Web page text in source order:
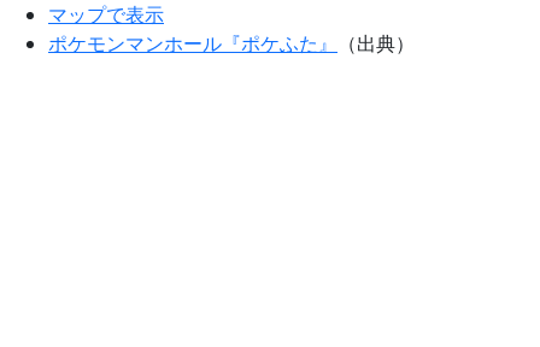
マップで表示
ポケモンマンホール『ポケふた』
（出典）